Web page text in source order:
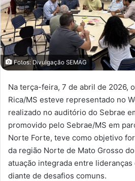
Fotos: Divulgação SEMAG
Na terça-feira, 7 de abril de 2026,
Rica/MS esteve representado no
realizado no auditório do Sebrae
promovido pelo Sebrae/MS em
Norte Forte, teve como objetivo
da região Norte de Mato Grosso
atuação integrada entre
diante de desafios comuns.